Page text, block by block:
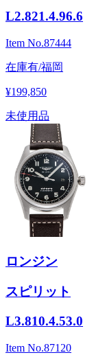
L2.821.4.96.6
Item No.87444
在庫有/福岡
¥199,850
未使用品
ロンジン
スピリット
L3.810.4.53.0
Item No.87120